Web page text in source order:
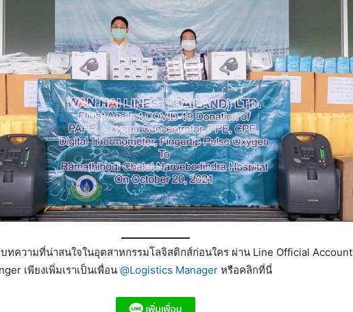
ทความที่น่าสนใจในอุตสาหกรรมโลจิสติกส์ก่อนใคร ผ่าน Line Official Account
เพียงเพิ่มเราเป็นเพื่อน @Logistics Manager หรือคลิกที่นี่